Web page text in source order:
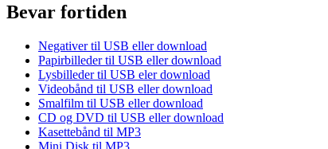
Bevar fortiden
Negativer til USB eller download
Papirbilleder til USB eller download
Lysbilleder til USB eler download
Videobånd til USB eller download
Smalfilm til USB eller download
CD og DVD til USB eller download
Kasettebånd til MP3
Mini Disk til MP3